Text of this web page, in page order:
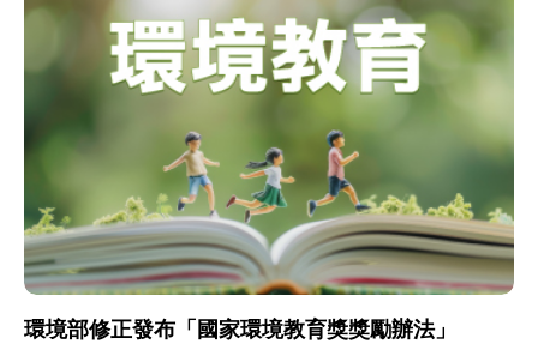
環境部修正發布「國家環境教育獎獎勵辦法」